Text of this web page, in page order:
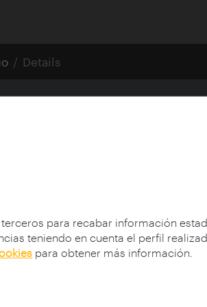
para recabar información
teniendo en cuenta el perfil
para obtener más información.
Details